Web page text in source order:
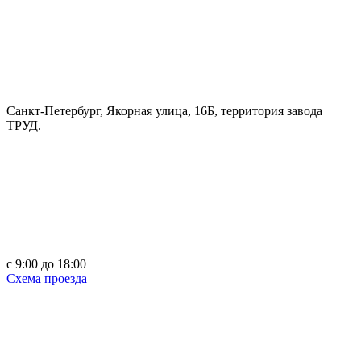
Санкт-Петербург, Якорная улица, 16Б, территория завода
ТРУД.
c 9:00 до 18:00
Схема проезда